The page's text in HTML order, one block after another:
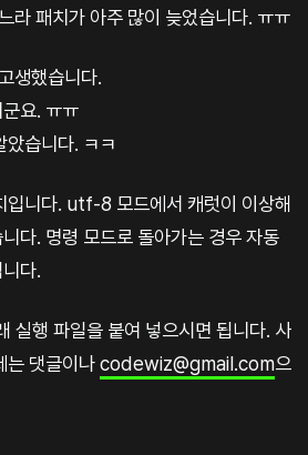
라 패치가 아주 많이 늦었습니다. ㅠㅠ
생했습니다.
요. ㅠㅠ
았습니다. ㅋㅋ
입니다. utf-8 모드에서 캐럿이 이상해
다. 명령 모드로 돌아가는 경우 자동
다.
실행 파일을 붙여 넣으시면 됩니다. 사
는 댓글이나codewiz@gmail.com으